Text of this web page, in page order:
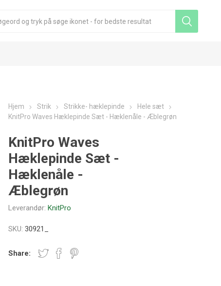
Hjem Strik Strikke- hæklepinde
Hele sæt
KnitPro Waves Hæklepinde Sæt - Hæklenåle - Æblegrøn
KnitPro Waves
Hæklepinde Sæt -
Hæklenåle -
Æblegrøn
Leverandør: KnitPro
SKU: 30921_
Share: